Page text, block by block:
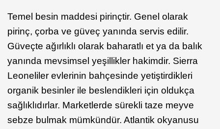
Temel besin maddesi pirinçtir. Genel olarak
pirinç, çorba ve güveç yanında servis edilir.
Güveçte ağırlıklı olarak baharatlı et ya da balık
yanında mevsimsel yeşillikler hakimdir. Sierra
Leoneliler evlerinin bahçesinde yetiştirdikleri
organik besinler ile beslendikleri için oldukça
sağlıklıdırlar. Marketlerde sürekli taze meyve
sebze bulmak mümkündür. Atlantik okyanusu